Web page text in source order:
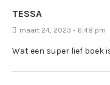
TESSA
maart 24, 2023 - 6:48 pm
Wat een super lief boek